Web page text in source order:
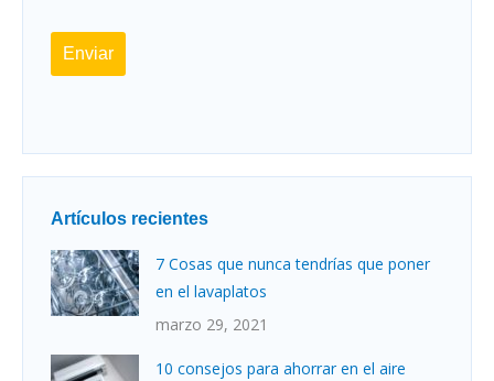
Enviar
Artículos recientes
7 Cosas que nunca tendrías que poner
en el lavaplatos
marzo 29, 2021
10 consejos para ahorrar en el aire